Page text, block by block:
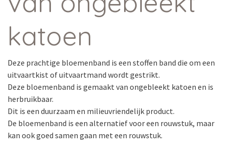
katoen
Deze prachtige bloemenband is een stoffen band die om een
uitvaartkist of uitvaartmand wordt gestrikt.
Deze bloemenband is gemaakt van ongebleekt katoen en is
herbruikbaar.
Dit is een duurzaam en milieuvriendelijk product.
De bloemenband is een alternatief voor een rouwstuk, maar
kan ook goed samen gaan met een rouwstuk.